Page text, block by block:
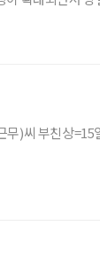
)씨 부친상=15